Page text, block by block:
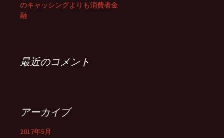
のキャッシングよりも消費者金
融
最近のコメント
アーカイブ
2017年5月